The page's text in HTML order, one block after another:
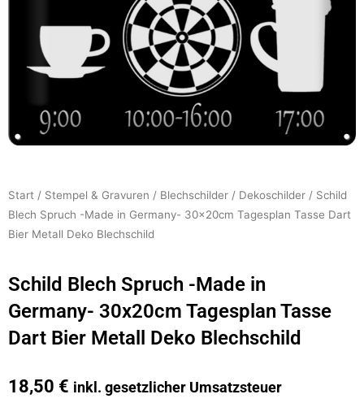
Start / Stempel & Gravuren / Blechschilder / Dekoschilder / Schild
Blech Spruch -Made in Germany- 30x20cm Tagesplan Tasse Dart
Bier Metall Deko Blechschild
Schild Blech Spruch -Made in
Germany- 30x20cm Tagesplan Tasse
Dart Bier Metall Deko Blechschild
18,50 € inkl. gesetzlicher Umsatzsteuer